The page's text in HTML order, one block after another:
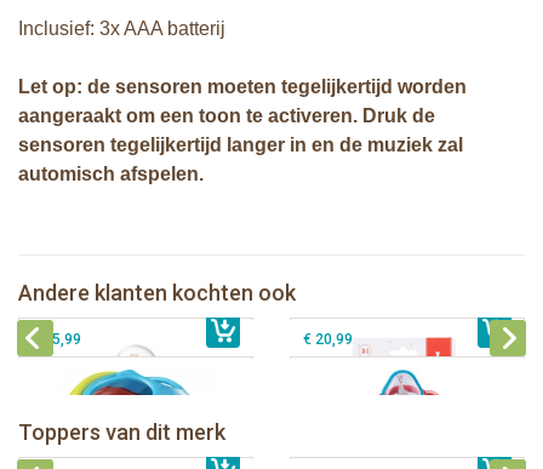
Inclusief: 3x AAA batterij
Let op: de sensoren moeten tegelijkertijd worden
aangeraakt om een toon te activeren. Druk de
sensoren tegelijkertijd langer in en de muziek zal
automisch afspelen.
Andere klanten kochten ook
€ 14,99
Sophie de giraf rammel speelbal
€ 15,99 € 20,99
Toppers van dit merk
Sophie de giraf Rollin' speelrol IEUF
€ 26,99
Sophie de giraf Baby Seat & Play
IEUF
Sophie de giraf Activity Wheel